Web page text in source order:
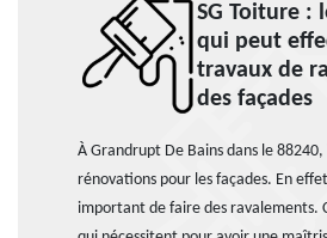
SG Toiture :
qui peut
travaux de
des façades
À Grandrupt De Bains dans le
rénovations pour les façades. En
important de faire des ravalements.